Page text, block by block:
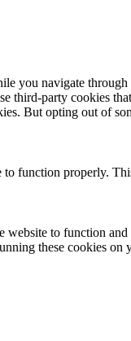
you navigate
third-party cookies
But opting out of
function properly.
to function
these cookies on